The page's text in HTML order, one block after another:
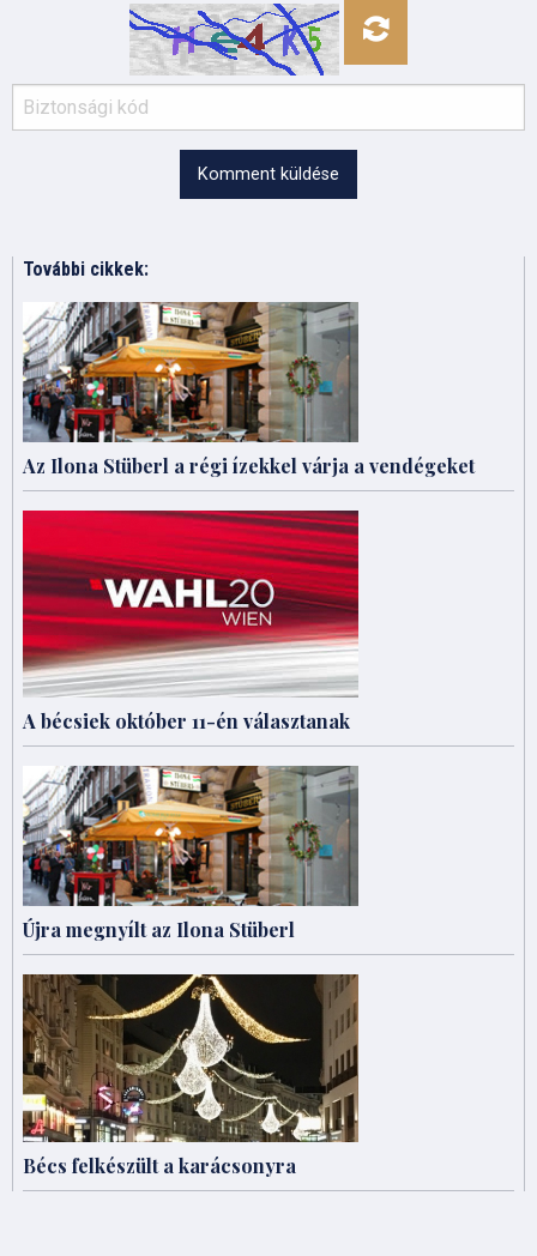
Komment küldése
További cikkek:
Az Ilona Stüberl a régi ízekkel várja a vendégeket
A bécsiek október 11-én választanak
Újra megnyílt az Ilona Stüberl
Bécs felkészült a karácsonyra